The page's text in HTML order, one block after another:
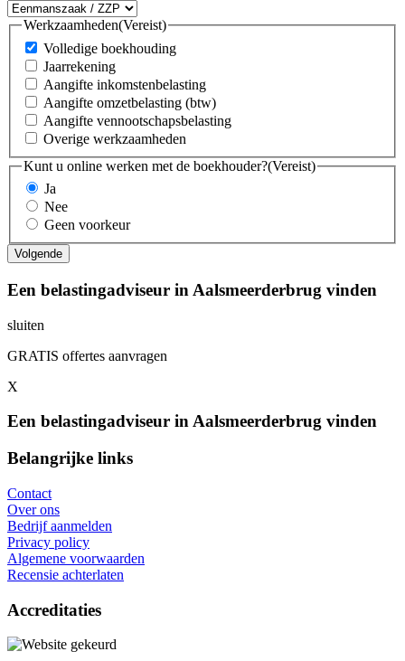
Werkzaamheden(Vereist)
Volledige boekhouding
Jaarrekening
Aangifte inkomstenbelasting
Aangifte omzetbelasting (btw)
Aangifte vennootschapsbelasting
Overige werkzaamheden
Kunt u online werken met de boekhouder?(Vereist)
Ja
Nee
Geen voorkeur
Een belastingadviseur in Aalsmeerderbrug vinden
sluiten
GRATIS offertes aanvragen
X
Een belastingadviseur in Aalsmeerderbrug vinden
Belangrijke links
Contact
Over ons
Bedrijf aanmelden
Privacy policy
Algemene voorwaarden
Recensie achterlaten
Accreditaties